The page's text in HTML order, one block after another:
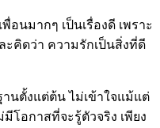
อนมากๆ เป็นเรื่องดี เพราะ
ะคิดว่า ความรักเป็นสิ่งที่ดี
านตั้งแต่ต้น ไม่เข้าใจแม้แต่
โอกาสที่จะรู้ตัวจริง เพียง